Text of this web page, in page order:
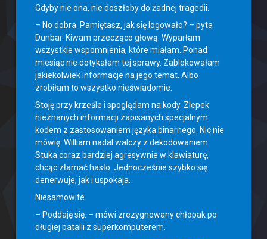
Gdyby nie ona, nie doszłoby do żadnej tragedii.
– No dobra. Pamiętasz, jak się logowało? – pyta
Dunbar. Kiwam przecząco głową. Wyparłam
wszystkie wspomnienia, które miałam. Ponad
miesiąc nie dotykałam tej sprawy. Zablokowałam
jakiekolwiek informacje na jego temat. Albo
zrobiłam to wszystko nieświadomie.
Stoję przy krześle i spoglądam na kody. Zlepek
nieznanych informacji zapisanych specjalnym
kodem z zastosowaniem języka binarnego. Nic nie
mówię. William nadal walczy z dekodowaniem.
Stuka coraz bardziej agresywnie w klawiaturę,
chcąc złamać hasło. Jednocześnie szybko się
denerwuje, jak i uspokaja.
Niesamowite.
– Poddaję się. – mówi zrezygnowany chłopak po
długiej batalii z superkomputerem.